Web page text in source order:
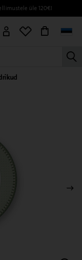
üle 120€!